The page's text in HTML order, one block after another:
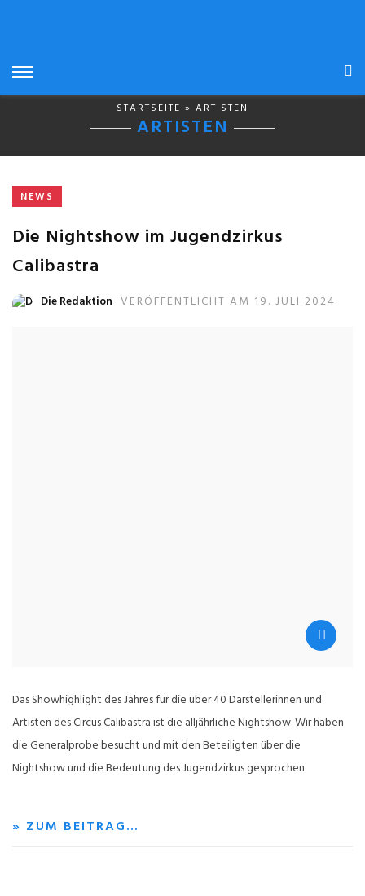
STARTSEITE » ARTISTEN
ARTISTEN
NEWS
Die Nightshow im Jugendzirkus
Calibastra
Die Redaktion VERÖFFENTLICHT AM 19. JULI 2024
Das Showhighlight des Jahres für die über 40 Darstellerinnen und
Artisten des Circus Calibastra ist die alljährliche Nightshow. Wir haben
die Generalprobe besucht und mit den Beteiligten über die
Nightshow und die Bedeutung des Jugendzirkus gesprochen.
» ZUM BEITRAG…